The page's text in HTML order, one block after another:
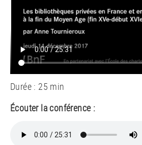
Durée : 25 min
Écouter la conférence :